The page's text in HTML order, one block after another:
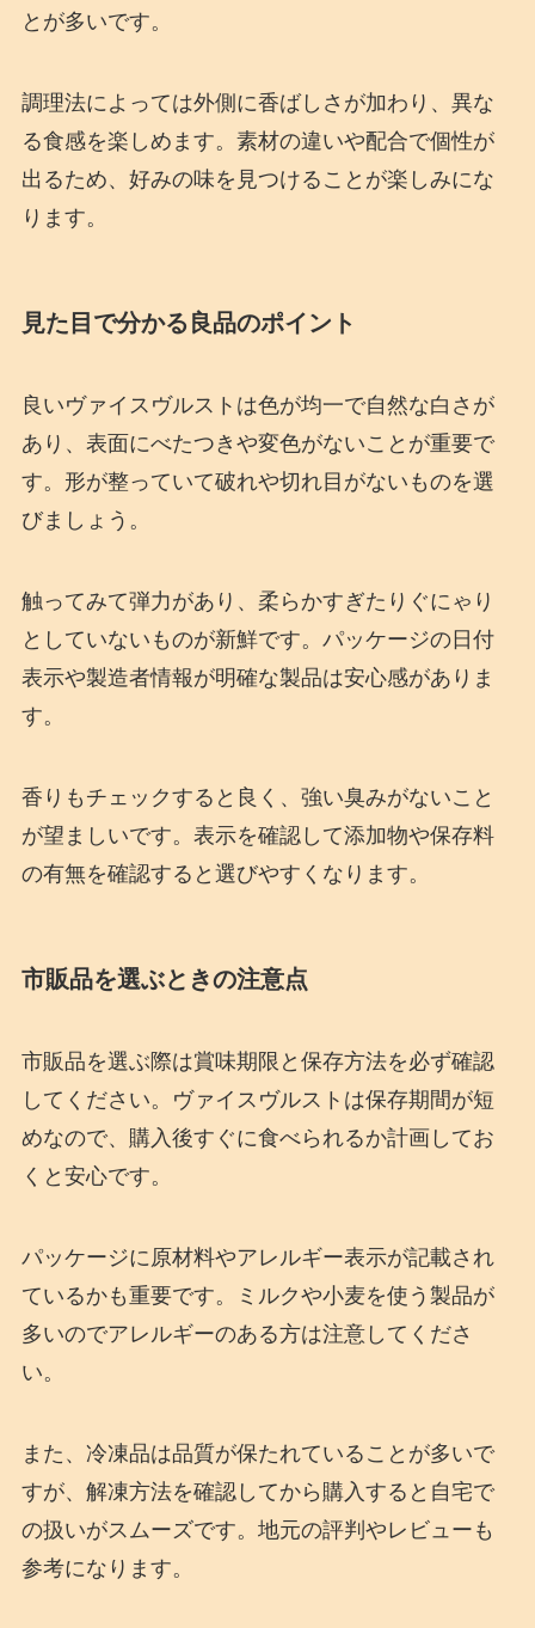
とが多いです。
調理法によっては外側に香ばしさが加わり、異な
る食感を楽しめます。素材の違いや配合で個性が
出るため、好みの味を見つけることが楽しみにな
ります。
見た目で分かる良品のポイント
良いヴァイスヴルストは色が均一で自然な白さが
あり、表面にべたつきや変色がないことが重要で
す。形が整っていて破れや切れ目がないものを選
びましょう。
触ってみて弾力があり、柔らかすぎたりぐにゃり
としていないものが新鮮です。パッケージの日付
表示や製造者情報が明確な製品は安心感がありま
す。
香りもチェックすると良く、強い臭みがないこと
が望ましいです。表示を確認して添加物や保存料
の有無を確認すると選びやすくなります。
市販品を選ぶときの注意点
市販品を選ぶ際は賞味期限と保存方法を必ず確認
してください。ヴァイスヴルストは保存期間が短
めなので、購入後すぐに食べられるか計画してお
くと安心です。
パッケージに原材料やアレルギー表示が記載され
ているかも重要です。ミルクや小麦を使う製品が
多いのでアレルギーのある方は注意してくださ
い。
また、冷凍品は品質が保たれていることが多いで
すが、解凍方法を確認してから購入すると自宅で
の扱いがスムーズです。地元の評判やレビューも
参考になります。